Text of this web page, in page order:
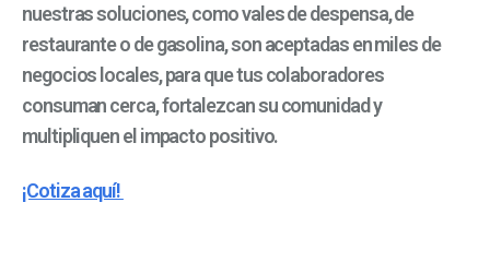
nuestras soluciones, como vales de despensa, de
restaurante o de gasolina, son aceptadas en miles de
negocios locales, para que tus colaboradores
consuman cerca, fortalezcan su comunidad y
multipliquen el impacto positivo.
¡Cotiza aquí!